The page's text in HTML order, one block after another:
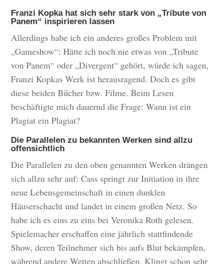
Franzi Kopka hat sich sehr stark von „Tribute von
Panem“ inspirieren lassen
Allerdings habe ich ein anderes großes Problem mit
„Gameshow“: Hätte ich noch nie etwas von „Tribute
von Panem“ oder „Divergent“ gehört, würde ich sagen,
Franzi Kopkas Werk ist herausragend. Doch es gibt
diese beiden Bücher bzw. Filme. Beim Lesen
beschäftigte mich dauernd die Frage: Wann ist ein
Plagiat ein Plagiat?
Die Parallelen zu bekannten Werken sind allzu
offensichtlich
Die Parallelen zu den oben genannten Werken drängen
sich allzu sehr auf: Cass springt zur Initiation in ihre
neue Lebensgemeinschaft in einen dunklen
Häuserschacht und landet in einem großen Netz. So
habe ich es eins zu eins bei Veronika Roth gelesen.
Spielemacher erschaffen eine jährlich stattfindende
Show, deren Teilnehmer sich bis aufs Blut bekämpfen,
während andere Wetten abschließen. Klingt schon sehr